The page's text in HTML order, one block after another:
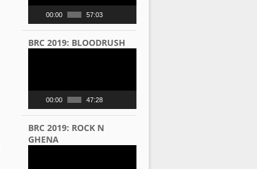
00:00 57:03
BRC 2019: BLOODRUSH
00:00 47:28
BRC 2019: ROCK N
GHENA